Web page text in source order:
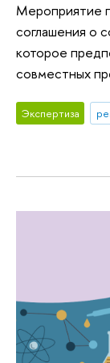
Мероприятие
соглашения о
которое
совместных
Экспертиза